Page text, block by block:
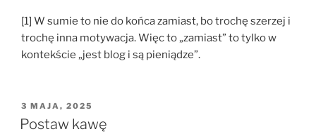
[1] W sumie to nie do końca zamiast, bo trochę szerzej i
trochę inna motywacja. Więc to „zamiast” to tylko w
kontekście „jest blog i są pieniądze”.
OPUBLIKOWANE
W
3 MAJA, 2025
Postaw kawę